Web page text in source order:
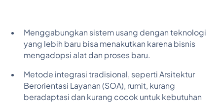
Menggabungkan sistem usang dengan teknologi
yang lebih baru bisa menakutkan karena bisnis
mengadopsi alat dan proses baru.
Metode integrasi tradisional, seperti Arsitektur
Berorientasi Layanan (SOA), rumit, kurang
beradaptasi dan kurang cocok untuk kebutuhan